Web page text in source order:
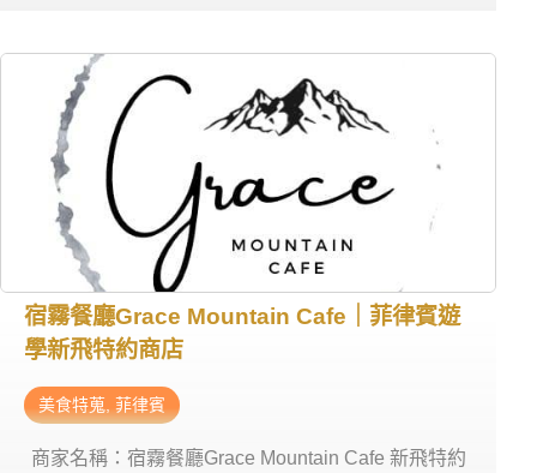
宿霧餐廳Grace Mountain Cafe｜菲律賓遊
學新飛特約商店
美食特蒐, 菲律賓
商家名稱：宿霧餐廳Grace Mountain Cafe 新飛特約